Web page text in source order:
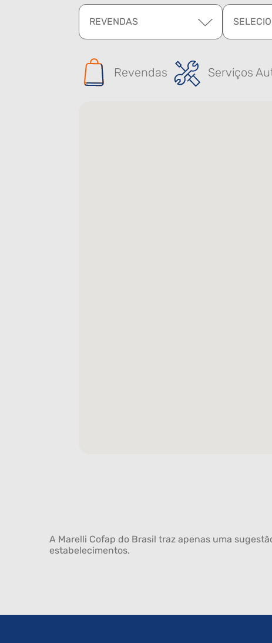
REVENDAS
Revendas Serviços
A Marelli Cofap do Brasil traz apenas uma
estabelecimentos.